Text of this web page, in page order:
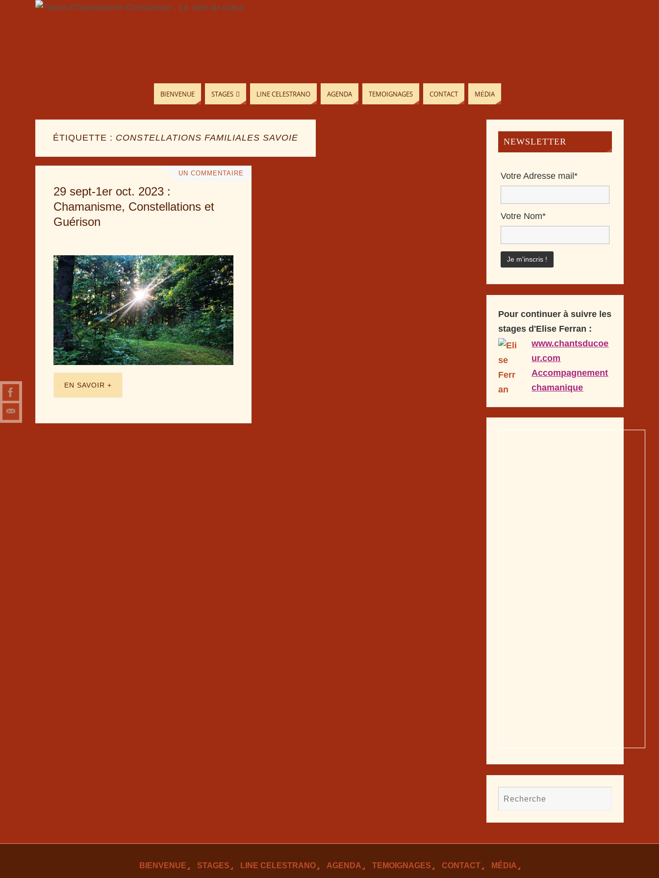
BIENVENUE STAGES LINE CELESTRANO AGENDA TEMOIGNAGES CONTACT MÉDIA
ÉTIQUETTE : CONSTELLATIONS FAMILIALES SAVOIE
UN COMMENTAIRE
29 sept-1er oct. 2023 :
Chamanisme, Constellations et
Guérison
EN SAVOIR +
NEWSLETTER
Votre Adresse mail*
Votre Nom*
Pour continuer à suivre les
stages d'Elise Ferran :
www.chantsducoe
ur.com
Accompagnement
chamanique
BIENVENUE STAGES LINE CELESTRANO AGENDA TEMOIGNAGES CONTACT MÉDIA